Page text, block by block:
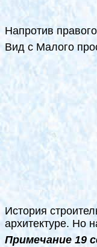
Напротив
Вид с Малого
История
архитектуре. Но
Примечание 19